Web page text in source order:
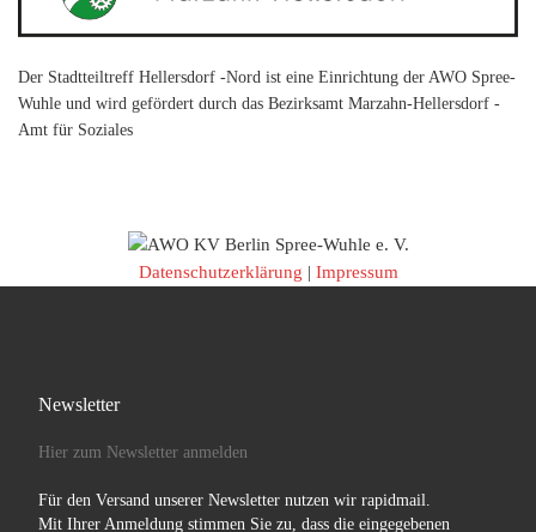
Der Stadtteiltreff Hellersdorf -Nord ist eine Einrichtung der AWO Spree-
Wuhle und wird gefördert durch das Bezirksamt Marzahn-Hellersdorf -
Amt für Soziales
Datenschutzerklärung | Impressum
Newsletter
Hier zum Newsletter anmelden
Für den Versand unserer Newsletter nutzen wir rapidmail.
Mit Ihrer Anmeldung stimmen Sie zu, dass die eingegebenen